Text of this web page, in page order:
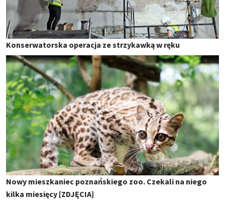
Konserwatorska operacja ze strzykawką w ręku
Nowy mieszkaniec poznańskiego zoo. Czekali na niego
kilka miesięcy [ZDJĘCIA]